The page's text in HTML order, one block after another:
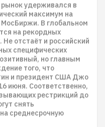
удерживался в
максимум на
МосБиржи. В глобальном
на рекордных
отстаёт и российский
специфических
но главным
того, что
и президент США Джо
июня. Соответственно,
рестрикций до
снять
среднесрочную